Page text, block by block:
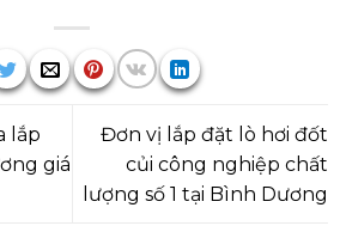
lắp
giá
Đơn vị lắp đặt lò hơi đốt
củi công nghiệp chất
lượng số 1 tại Bình Dương